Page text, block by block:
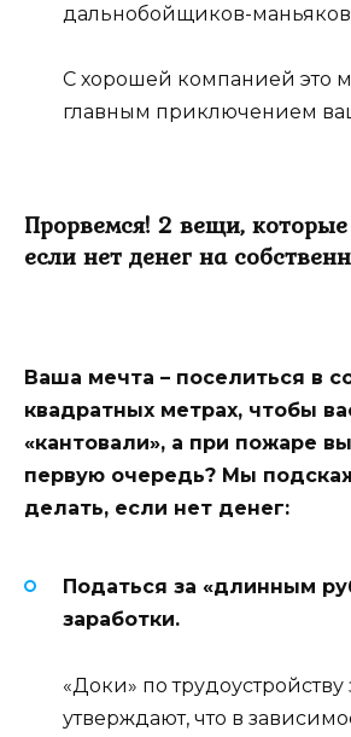
дальнобойщиков-
С хорошей компанией это
главным приключением
Прорвемся! 2 вещи,
если нет денег на
Ваша мечта – поселиться в
квадратных метрах, чтобы
«кантовали», а при пожаре
первую очередь? Мы
делать, если нет денег:
Податься за «длинным
заработки.
«Доки» по
утверждают, что в